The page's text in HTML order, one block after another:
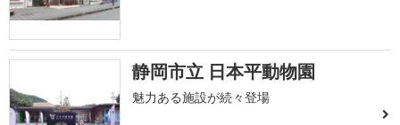
静岡市立 日本平動物園
魅力ある施設が続々登場